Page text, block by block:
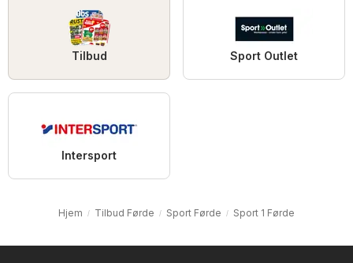
Tilbud Sport Outlet
Intersport
Hjem Tilbud Førde Sport Førde Sport 1 Førde